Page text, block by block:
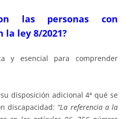
las personas con
la ley 8/2021?
y esencial para comprender
disposición adicional 4ª qué se
discapacidad: “La referencia a la